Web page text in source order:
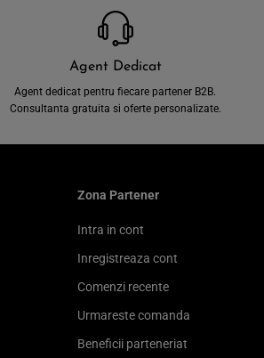
Agent Dedicat
Agent dedicat pentru fiecare partener B2B.
Consultanta gratuita si oferte personalizate.
Zona Partener
Intra in cont
Inregistreaza cont
Comenzi recente
Urmareste comanda
Beneficii parteneriat